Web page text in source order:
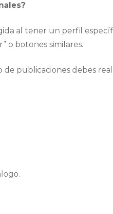
al tener un perfil
o botones similares.
publicaciones debes